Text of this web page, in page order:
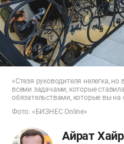
«Стезя руководителя нелегка,
всеми задачами, которые
обязательствами, которые вы на
Фото: «БИЗНЕС Online»
Айрат